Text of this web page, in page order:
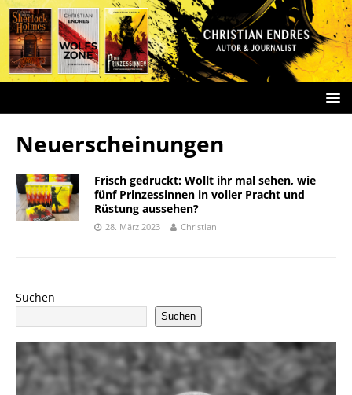
Neuerscheinungen
Frisch gedruckt: Wollt ihr mal sehen, wie
fünf Prinzessinnen in voller Pracht und
Rüstung aussehen?
28. März 2023 Christian
Suchen
Suchen